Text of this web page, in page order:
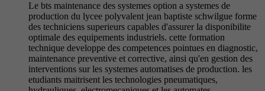
Le bts maintenance des systemes option a systemes de
production du lycee polyvalent jean baptiste schwilgue forme
des techniciens superieurs capables d'assurer la disponibilite
optimale des equipements industriels. cette formation
technique developpe des competences pointues en diagnostic,
maintenance preventive et corrective, ainsi qu'en gestion des
interventions sur les systemes automatises de production. les
etudiants maitrisent les technologies pneumatiques,